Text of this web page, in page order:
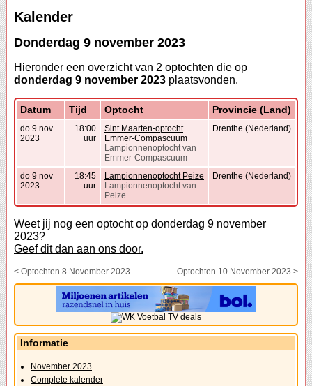
Kalender
Donderdag 9 november 2023
Hieronder een overzicht van 2 optochten die op
donderdag 9 november 2023 plaatsvonden.
Datum Tijd Optocht Provincie (Land)
do 9 nov
2023
18:00
uur
Sint Maarten-optocht
Emmer-Compascuum
Lampionnenoptocht van
Emmer-Compascuum
Drenthe (Nederland)
do 9 nov
2023
18:45
uur
Lampionnenoptocht Peize
Lampionnenoptocht van
Peize
Drenthe (Nederland)
Weet jij nog een optocht op donderdag 9 november
2023?
Geef dit dan aan ons door.
< Optochten 8 November 2023 Optochten 10 November 2023 >
Informatie
November 2023
Complete kalender